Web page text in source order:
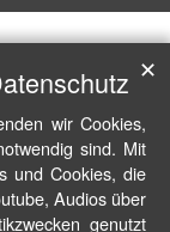
wir Cookies,
sind. Mit
und Cookies, die
Audios über
genutzt
✕